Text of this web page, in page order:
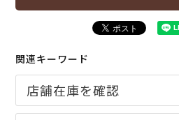
関連キーワード